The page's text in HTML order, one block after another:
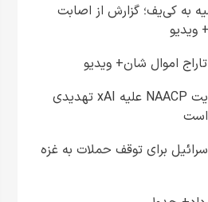
به کی‌یف؛ گزارش از اصابت
اموال شان+ ویدیو
وزارت دادگستری آمریکا: شکایت NAACP علیه xAI تهدیدی
است
برای توقف حملات به غزه